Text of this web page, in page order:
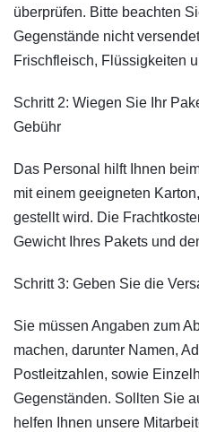
überprüfen. Bitte beachten
Gegenstände nicht
Frischfleisch, Flüssigkeiten
Schritt 2: Wiegen Sie Ihr
Gebühr
Das Personal hilft Ihnen
mit einem geeigneten
gestellt wird. Die
Gewicht Ihres Pakets und
Schritt 3: Geben Sie die
Sie müssen Angaben zum
machen, darunter Namen,
Postleitzahlen, sowie
Gegenständen. Sollten Sie
helfen Ihnen unsere